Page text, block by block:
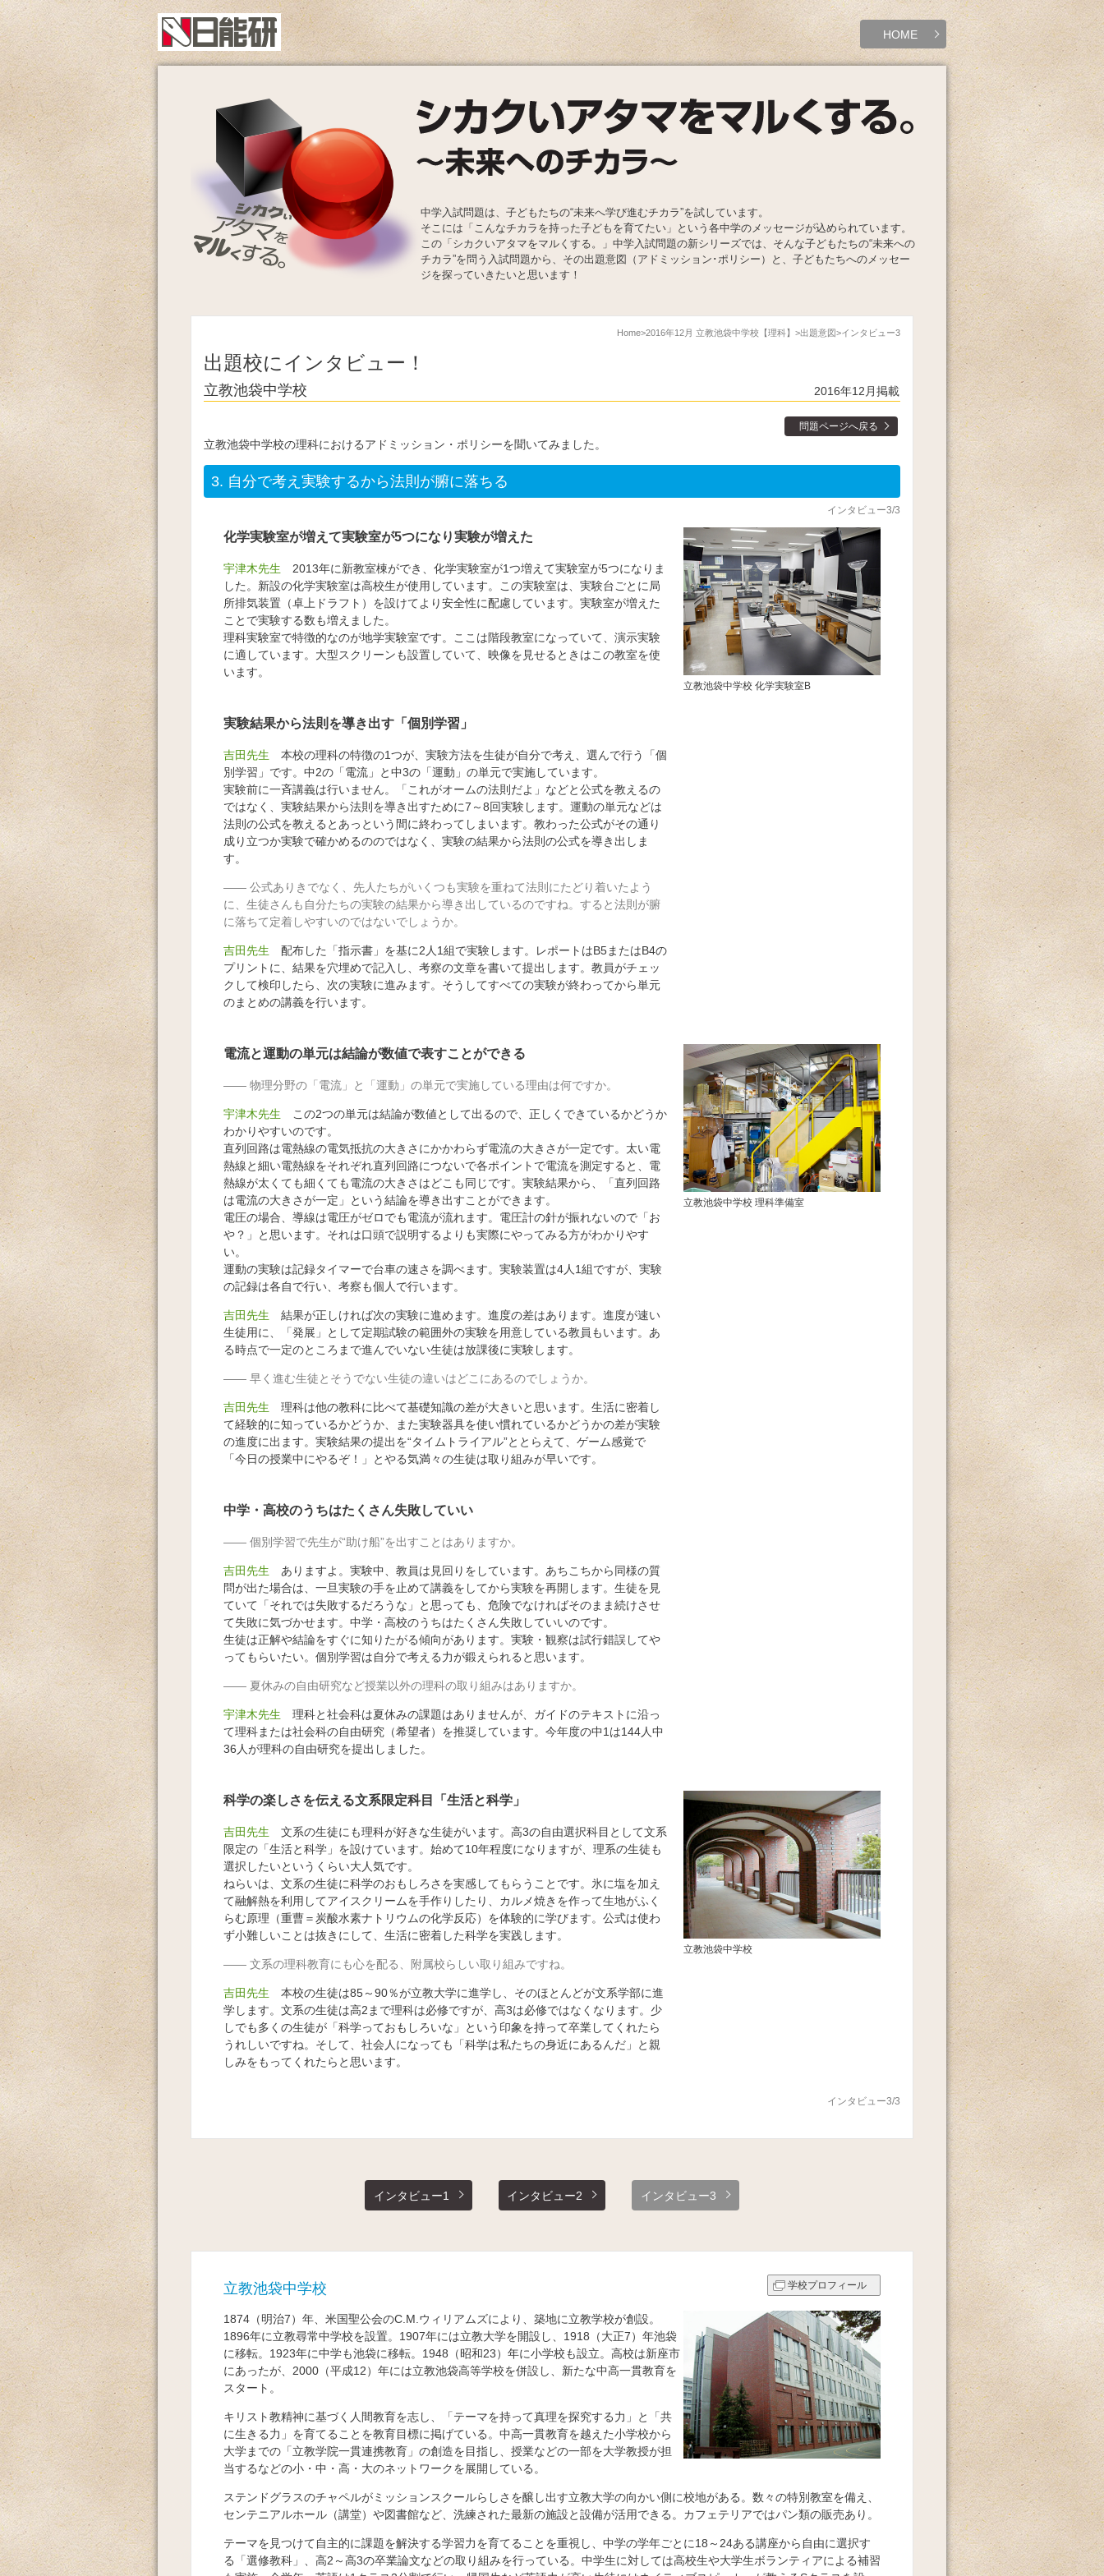
HOME
中学入試問題は、子どもたちの“未来へ学び進むチカラ”を試しています。
そこには「こんなチカラを持った子どもを育てたい」という各中学のメッセージが込められています。
この「シカクいアタマをマルくする。」中学入試問題の新シリーズでは、そんな子どもたちの“未来への
チカラ”を問う入試問題から、その出題意図（アドミッション･ポリシー）と、子どもたちへのメッセー
ジを探っていきたいと思います！
Home 2016年12月 立教池袋中学校【理科】 出題意図 インタビュー3
出題校にインタビュー！
立教池袋中学校 2016年12月掲載
問題ページへ戻る
立教池袋中学校の理科におけるアドミッション・ポリシーを聞いてみました。
3. 自分で考え実験するから法則が腑に落ちる
インタビュー3/3
化学実験室が増えて実験室が5つになり実験が増えた
宇津木先生 2013年に新教室棟ができ、化学実験室が1つ増えて実験室が5つになりま
した。新設の化学実験室は高校生が使用しています。この実験室は、実験台ごとに局
所排気装置（卓上ドラフト）を設けてより安全性に配慮しています。実験室が増えた
ことで実験する数も増えました。
理科実験室で特徴的なのが地学実験室です。ここは階段教室になっていて、演示実験
に適しています。大型スクリーンも設置していて、映像を見せるときはこの教室を使
います。
立教池袋中学校 化学実験室B
実験結果から法則を導き出す「個別学習」
吉田先生 本校の理科の特徴の1つが、実験方法を生徒が自分で考え、選んで行う「個
別学習」です。中2の「電流」と中3の「運動」の単元で実施しています。
実験前に一斉講義は行いません。「これがオームの法則だよ」などと公式を教えるの
ではなく、実験結果から法則を導き出すために7～8回実験します。運動の単元などは
法則の公式を教えるとあっという間に終わってしまいます。教わった公式がその通り
成り立つか実験で確かめるののではなく、実験の結果から法則の公式を導き出しま
す。
公式ありきでなく、先人たちがいくつも実験を重ねて法則にたどり着いたよう
に、生徒さんも自分たちの実験の結果から導き出しているのですね。すると法則が腑
に落ちて定着しやすいのではないでしょうか。
吉田先生 配布した「指示書」を基に2人1組で実験します。レポートはB5またはB4の
プリントに、結果を穴埋めで記入し、考察の文章を書いて提出します。教員がチェッ
クして検印したら、次の実験に進みます。そうしてすべての実験が終わってから単元
のまとめの講義を行います。
電流と運動の単元は結論が数値で表すことができる
物理分野の「電流」と「運動」の単元で実施している理由は何ですか。
宇津木先生 この2つの単元は結論が数値として出るので、正しくできているかどうか
わかりやすいのです。
直列回路は電熱線の電気抵抗の大きさにかかわらず電流の大きさが一定です。太い電
熱線と細い電熱線をそれぞれ直列回路につないで各ポイントで電流を測定すると、電
熱線が太くても細くても電流の大きさはどこも同じです。実験結果から、「直列回路
は電流の大きさが一定」という結論を導き出すことができます。
電圧の場合、導線は電圧がゼロでも電流が流れます。電圧計の針が振れないので「お
や？」と思います。それは口頭で説明するよりも実際にやってみる方がわかりやす
い。
運動の実験は記録タイマーで台車の速さを調べます。実験装置は4人1組ですが、実験
の記録は各自で行い、考察も個人で行います。
吉田先生 結果が正しければ次の実験に進めます。進度の差はあります。進度が速い
生徒用に、「発展」として定期試験の範囲外の実験を用意している教員もいます。あ
る時点で一定のところまで進んでいない生徒は放課後に実験します。
早く進む生徒とそうでない生徒の違いはどこにあるのでしょうか。
吉田先生 理科は他の教科に比べて基礎知識の差が大きいと思います。生活に密着し
て経験的に知っているかどうか、また実験器具を使い慣れているかどうかの差が実験
の進度に出ます。実験結果の提出を“タイムトライアル”ととらえて、ゲーム感覚で
「今日の授業中にやるぞ！」とやる気満々の生徒は取り組みが早いです。
立教池袋中学校 理科準備室
中学・高校のうちはたくさん失敗していい
個別学習で先生が“助け船”を出すことはありますか。
吉田先生 ありますよ。実験中、教員は見回りをしています。あちこちから同様の質
問が出た場合は、一旦実験の手を止めて講義をしてから実験を再開します。生徒を見
ていて「それでは失敗するだろうな」と思っても、危険でなければそのまま続けさせ
て失敗に気づかせます。中学・高校のうちはたくさん失敗していいのです。
生徒は正解や結論をすぐに知りたがる傾向があります。実験・観察は試行錯誤してや
ってもらいたい。個別学習は自分で考える力が鍛えられると思います。
夏休みの自由研究など授業以外の理科の取り組みはありますか。
宇津木先生 理科と社会科は夏休みの課題はありませんが、ガイドのテキストに沿っ
て理科または社会科の自由研究（希望者）を推奨しています。今年度の中1は144人中
36人が理科の自由研究を提出しました。
科学の楽しさを伝える文系限定科目「生活と科学」
吉田先生 文系の生徒にも理科が好きな生徒がいます。高3の自由選択科目として文系
限定の「生活と科学」を設けています。始めて10年程度になりますが、理系の生徒も
選択したいというくらい大人気です。
ねらいは、文系の生徒に科学のおもしろさを実感してもらうことです。氷に塩を加え
て融解熱を利用してアイスクリームを手作りしたり、カルメ焼きを作って生地がふく
らむ原理（重曹＝炭酸水素ナトリウムの化学反応）を体験的に学びます。公式は使わ
ず小難しいことは抜きにして、生活に密着した科学を実践します。
文系の理科教育にも心を配る、附属校らしい取り組みですね。
吉田先生 本校の生徒は85～90％が立教大学に進学し、そのほとんどが文系学部に進
学します。文系の生徒は高2まで理科は必修ですが、高3は必修ではなくなります。少
しでも多くの生徒が「科学っておもしろいな」という印象を持って卒業してくれたら
うれしいですね。そして、社会人になっても「科学は私たちの身近にあるんだ」と親
しみをもってくれたらと思います。
立教池袋中学校
インタビュー3/3
インタビュー1 インタビュー2 インタビュー3
立教池袋中学校
1874（明治7）年、米国聖公会のC.M.ウィリアムズにより、築地に立教学校が創設。
1896年に立教尋常中学校を設置。1907年には立教大学を開設し、1918（大正7）年池袋
に移転。1923年に中学も池袋に移転。1948（昭和23）年に小学校も設立。高校は新座市
にあったが、2000（平成12）年には立教池袋高等学校を併設し、新たな中高一貫教育を
スタート。
キリスト教精神に基づく人間教育を志し、「テーマを持って真理を探究する力」と「共
に生きる力」を育てることを教育目標に掲げている。中高一貫教育を越えた小学校から
大学までの「立教学院一貫連携教育」の創造を目指し、授業などの一部を大学教授が担
当するなどの小・中・高・大のネットワークを展開している。
ステンドグラスのチャペルがミッションスクールらしさを醸し出す立教大学の向かい側に校地がある。数々の特別教室を備え、
センテニアルホール（講堂）や図書館など、洗練された最新の施設と設備が活用できる。カフェテリアではパン類の販売あり。
テーマを見つけて自主的に課題を解決する学習力を育てることを重視し、中学の学年ごとに18～24ある講座から自由に選択す
る「選修教科」、高2～高3の卒業論文などの取り組みを行っている。中学生に対しては高校生や大学生ボランティアによる補習
学校プロフィール